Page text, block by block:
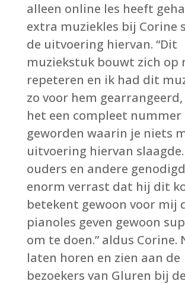
alleen online les heeft
extra muziekles bij Corine
de uitvoering hiervan. “Dit
muziekstuk bouwt zich op
repeteren en ik had dit
zo voor hem
het een compleet nummer
geworden waarin je niets
uitvoering hiervan
ouders en andere
enorm verrast dat hij dit
betekent gewoon voor mij
pianoles geven gewoon
om te doen.” aldus Corine.
laten horen en zien aan de
bezoekers van Gluren bij